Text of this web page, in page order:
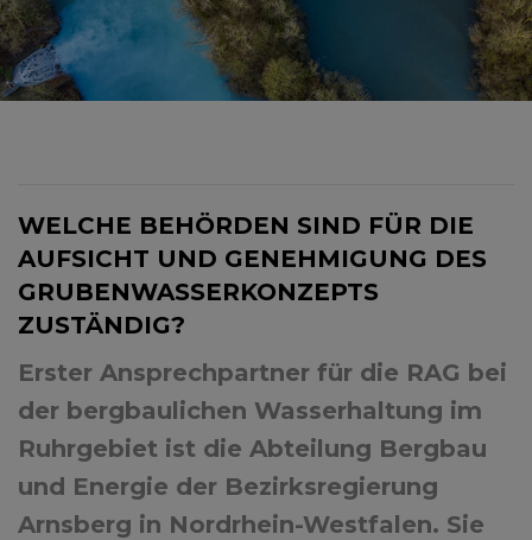
WELCHE BEHÖRDEN SIND FÜR DIE
AUFSICHT UND GENEHMIGUNG DES
GRUBENWASSERKONZEPTS
ZUSTÄNDIG?
Erster Ansprechpartner für die RAG bei
der bergbaulichen Wasserhaltung im
Ruhrgebiet ist die Abteilung Bergbau
und Energie der Bezirksregierung
Arnsberg in Nordrhein-Westfalen. Sie